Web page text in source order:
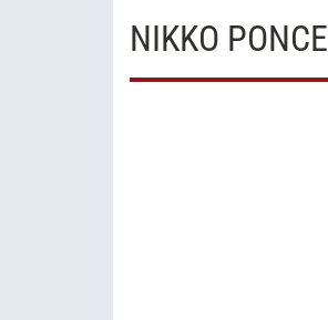
NIKKO PONCE